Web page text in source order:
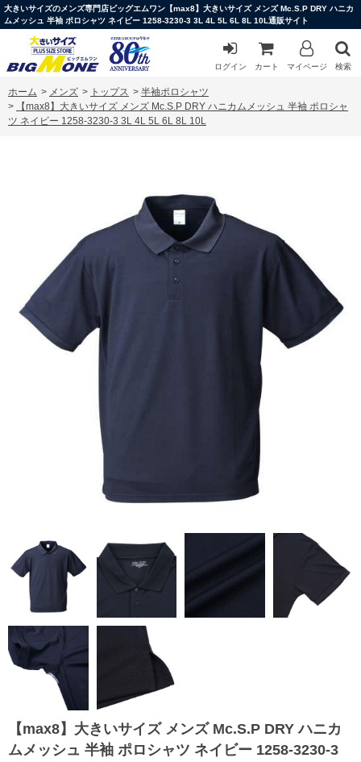
大きいサイズのメンズ専門店ビッグエムワン【max8】大きいサイズ メンズ Mc.S.P DRY ハニカ
ムメッシュ 半袖 ポロシャツ ネイビー 1258-3230-3 3L 4L 5L 6L 8L 10L通販サイト
ログイン カート マイページ 検索
ホーム > メンズ > トップス > 半袖ポロシャツ
>
【max8】大きいサイズ メンズ Mc.S.P DRY ハニカムメッシュ 半袖 ポロシャ
ツ ネイビー 1258-3230-3 3L 4L 5L 6L 8L 10L
【max8】大きいサイズ メンズ Mc.S.P DRY ハニカ
ムメッシュ 半袖 ポロシャツ ネイビー 1258-3230-3